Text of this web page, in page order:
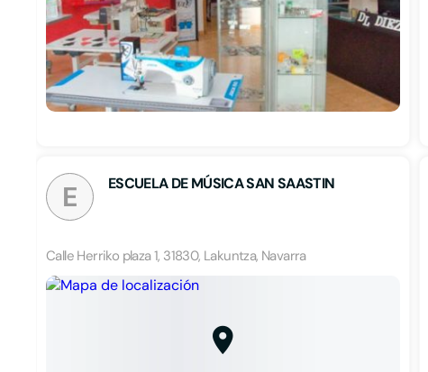
E ESCUELA DE MÚSICA SAN SAASTIN
Calle Herriko plaza 1, 31830, Lakuntza, Navarra